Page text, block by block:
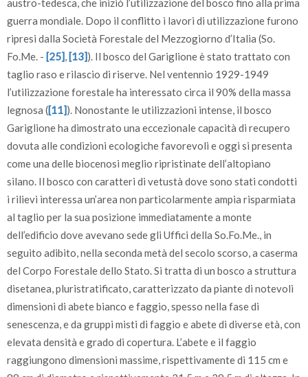
guerra mondiale. Dopo il conflitto i lavori di utilizzazione furono
ripresi dalla Società Forestale del Mezzogiorno d’Italia (So.
Fo.Me. - [25] [13]). Il bosco del Gariglione è stato trattato con
taglio raso e rilascio di riserve. Nel ventennio 1929-1949
l’utilizzazione forestale ha interessato circa il 90% della massa
legnosa ([11]). Nonostante le utilizzazioni intense, il bosco
Gariglione ha dimostrato una eccezionale capacità di recupero
dovuta alle condizioni ecologiche favorevoli e oggi si presenta
come una delle biocenosi meglio ripristinate dell’altopiano
silano. Il bosco con caratteri di vetustà dove sono stati condotti
i rilievi interessa un’area non particolarmente ampia risparmiata
al taglio per la sua posizione immediatamente a monte
dell’edificio dove avevano sede gli Uffici della So.Fo.Me., in
seguito adibito, nella seconda metà del secolo scorso, a caserma
del Corpo Forestale dello Stato. Si tratta di un bosco a struttura
disetanea, pluristratificato, caratterizzato da piante di notevoli
dimensioni di abete bianco e faggio, spesso nella fase di
senescenza, e da gruppi misti di faggio e abete di diverse età, con
elevata densità e grado di copertura. L’abete e il faggio
raggiungono dimensioni massime, rispettivamente di 115 cm e